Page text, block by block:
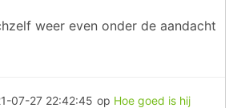
weer even onder de aandacht
07-27 22:42:45 op Hoe goed is hij